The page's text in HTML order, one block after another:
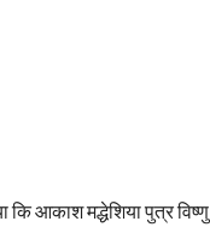
कि आकाश मद्धेशिया पुत्र विष्णु